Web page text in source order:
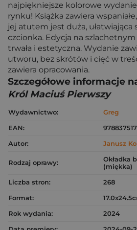
najpiękniejsze kolorowe
rynku! Książka zawiera
jej atutem jest duża, ułatwiająca
czcionka. Edycja na
trwała i estetyczna. Wydanie
utworu, bez skrótów i cięć w
zawiera opracowania.
Szczegółowe informacje
Król Maciuś Pierwszy
Wydawnictwo:
Greg
EAN:
Autor:
Janusz
Rodzaj oprawy:
Okładka
(miękka)
Liczba stron:
268
Format:
Rok wydania:
2024